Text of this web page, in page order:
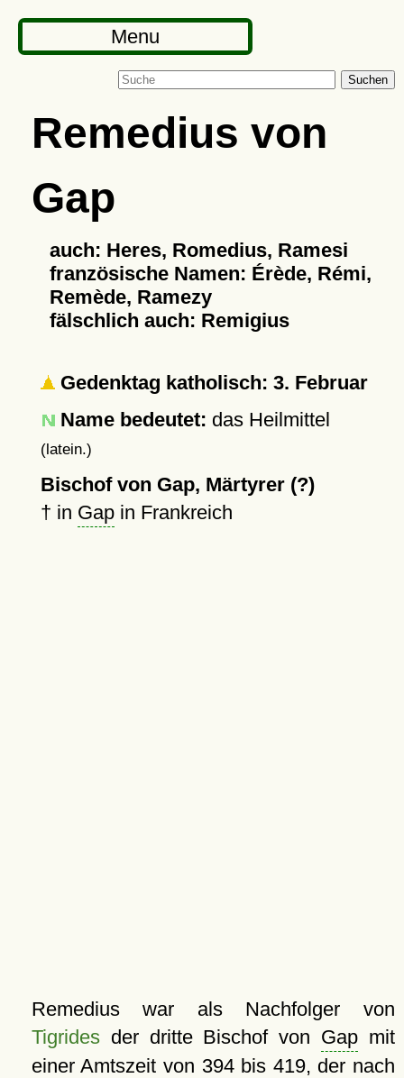
Menu
Suchen
Remedius von
Gap
auch: Heres, Romedius, Ramesi
französische Namen: Érède, Rémi,
Remède, Ramezy
fälschlich auch: Remigius
Gedenktag katholisch: 3. Februar
Name bedeutet: das Heilmittel
(latein.)
Bischof von Gap, Märtyrer (?)
† in Gapin Frankreich
Remedius war als Nachfolger von
Tigridesder dritte Bischof von Gap mit
einer Amtszeit von 394 bis 419, der nach